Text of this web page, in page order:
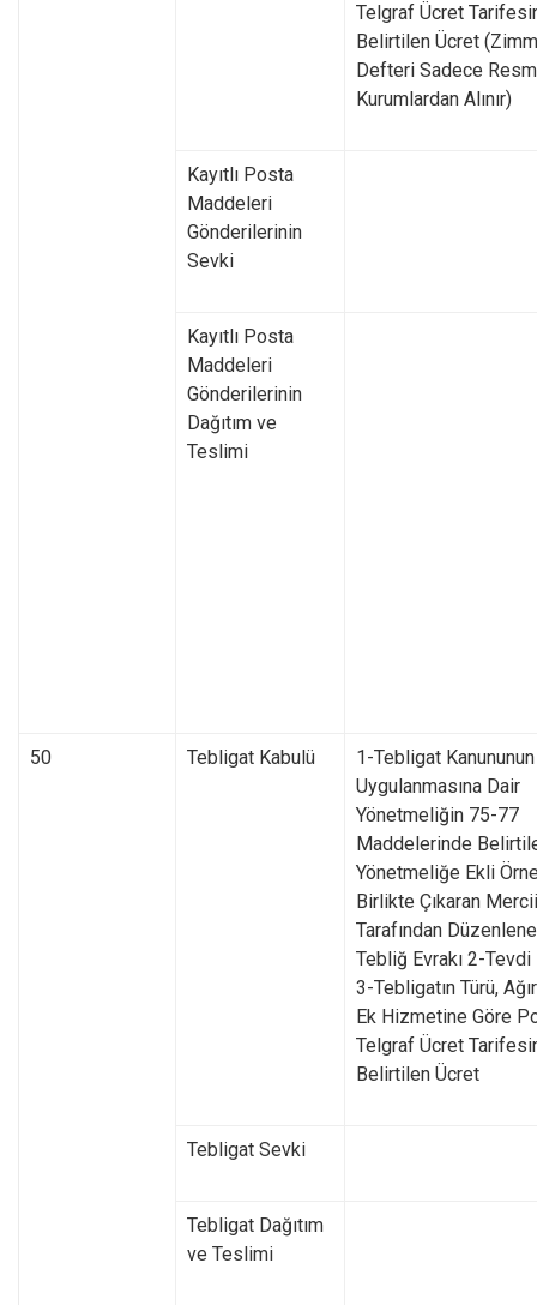
Telgraf Ücret
Belirtilen Ücret
Defteri Sadece
Kurumlardan Alınır)
Kayıtlı Posta
Maddeleri
Gönderilerinin
Sevki
Kayıtlı Posta
Maddeleri
Gönderilerinin
Dağıtım ve
Teslimi
50 Tebligat Kabulü
1-Tebligat Kanununun
Uygulanmasına Dair
Yönetmeliğin 75-77
Maddelerinde
Yönetmeliğe Ekli
Birlikte Çıkaran
Tarafından
Tebliğ Evrakı 2-
3-Tebligatın Türü,
Ek Hizmetine Göre
Telgraf Ücret
Belirtilen Ücret
Tebligat Sevki
Tebligat Dağıtım
ve Teslimi